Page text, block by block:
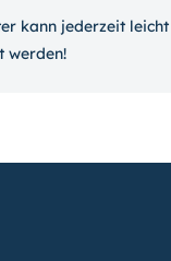
kann jeder­zeit leicht
werden!